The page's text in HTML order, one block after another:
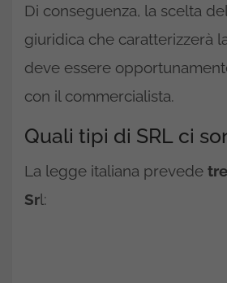
Di conseguenza, la scelta
giuridica che caratterizzerà
deve essere
con il commercialista.
Quali tipi di SRL ci
La legge italiana prevede
Srl: